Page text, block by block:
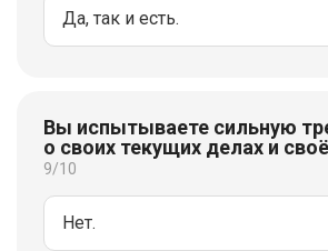
Да, так и есть.
Вы испытываете сильную
о своих текущих делах и
9/10
Нет.